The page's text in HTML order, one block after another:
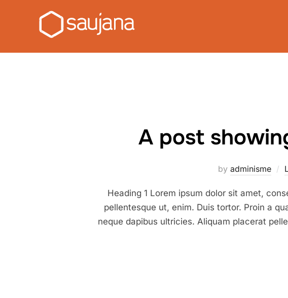
A post
by adminisme
Heading 1 Lorem ipsum dolor sit amet,
pellentesque ut, enim. Duis tortor. Proin a
neque dapibus ultricies. Aliquam placerat